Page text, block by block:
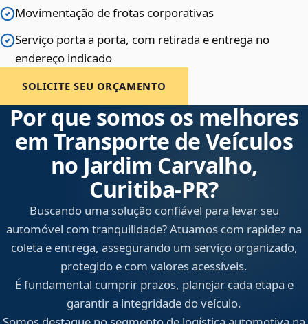
Movimentação de frotas corporativas
Serviço porta a porta, com retirada e entrega no
endereço indicado
SOLICITE SEU ORÇAMENTO
Por que somos os melhores
em Transporte de Veículos
no Jardim Carvalho,
Curitiba‑PR?
Buscando uma solução confiável para levar seu
automóvel com tranquilidade? Atuamos com rapidez na
coleta e entrega, assegurando um serviço organizado,
protegido e com valores acessíveis.
É fundamental cumprir prazos, planejar cada etapa e
garantir a integridade do veículo.